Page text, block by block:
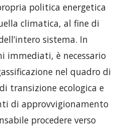
politica energetica
climatica, al fine di
sistema. In
immediati, è necessario
nel quadro di
transizione ecologica e
di approvvigionamento
procedere verso